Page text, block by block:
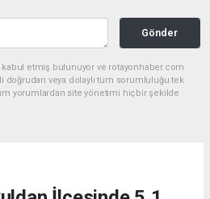
Gönder
kabul etmiş bulunuyor ve rotayonhaber.com
doğrudan veya dolaylı tüm sorumluluğu tek
yorumlardan site yönetimi hiçbir şekilde